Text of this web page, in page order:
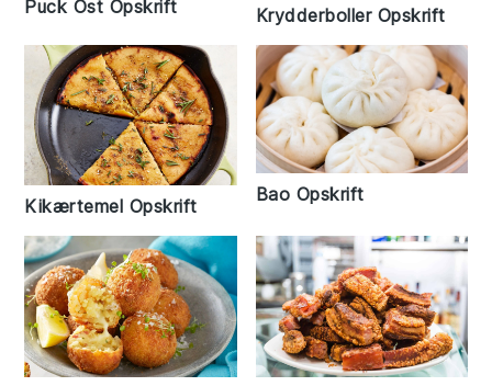
Puck Ost Opskrift Krydderboller Opskrift
Kikærtemel Opskrift
Bao Opskrift